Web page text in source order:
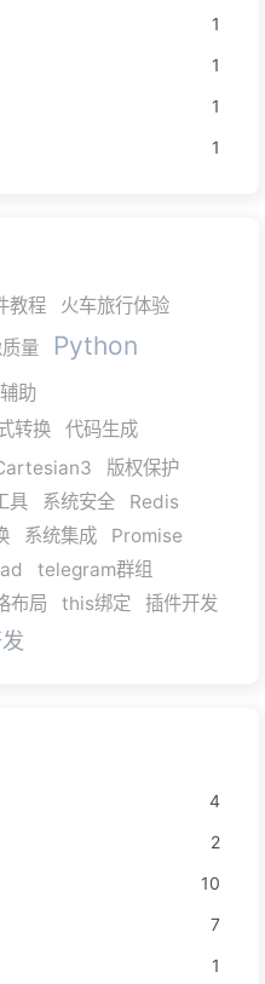
1
1
1
1
教程 火车旅行体验
量 Python
助
转换
代码生成
版权保护
具 系统安全
Redis
系统集成
Promise
telegram群组
布局 this绑定
插件开发
4
2
10
7
1